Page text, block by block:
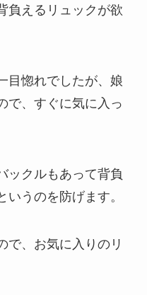
負えるリュックが欲
目惚れでしたが、娘
で、すぐに気に入っ
ックルもあって背負
うのを防げます。
で、お気に入りのリ